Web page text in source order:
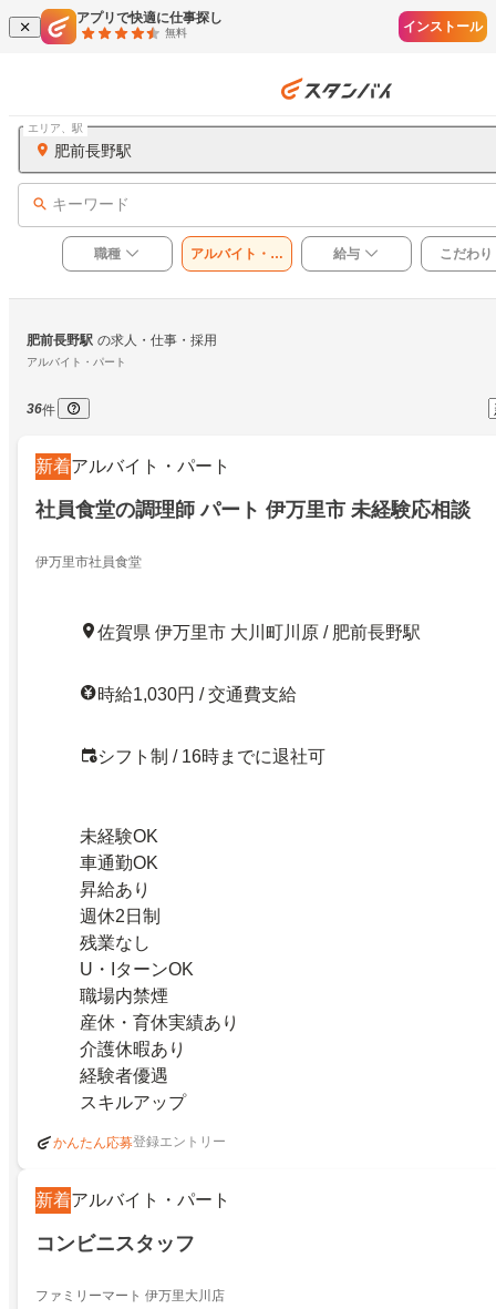
アプリで快適に仕事探し
無料 インストール
肥前長野駅
エリア、駅
キーワード
職種
アルバイト・パ
ート
給与 こだわり
肥前長野駅 の求人・仕事・採用
アルバイト・パート
36件
新着アルバイト・パート
社員食堂の調理師 パート 伊万里市 未経験応相談
伊万里市社員食堂
佐賀県 伊万里市 大川町川原 / 肥前長野駅
時給1,030円 / 交通費支給
シフト制 / 16時までに退社可
未経験OK
車通勤OK
昇給あり
週休2日制
残業なし
U・IターンOK
職場内禁煙
産休・育休実績あり
介護休暇あり
経験者優遇
スキルアップ
かんたん応募登録エントリー
新着アルバイト・パート
コンビニスタッフ
ファミリーマート 伊万里大川店